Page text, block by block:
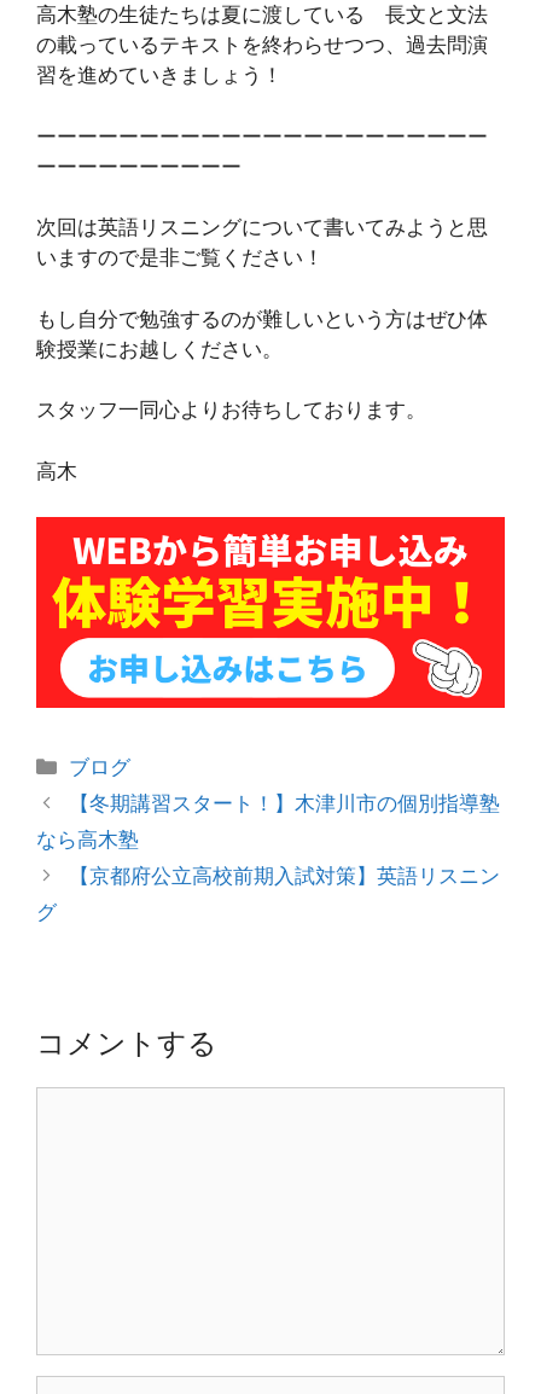
高木塾の生徒たちは夏に渡している 長文と文法
の載っているテキストを終わらせつつ、過去問演
習を進めていきましょう！
ーーーーーーーーーーーーーーーーーーーーーー
ーーーーーーーーーー
次回は英語リスニングについて書いてみようと思
いますので是非ご覧ください！
もし自分で勉強するのが難しいという方はぜひ体
験授業にお越しください。
スタッフ一同心よりお待ちしております。
高木
カ
テ
リ
ー
ブログ
投
稿
ナ
ビ
ゲ
ン
【冬期講習スタート！】木津川市の個別指導塾
なら高木塾
【京都府公立高校前期入試対策】英語リスニン
グ
コメントする